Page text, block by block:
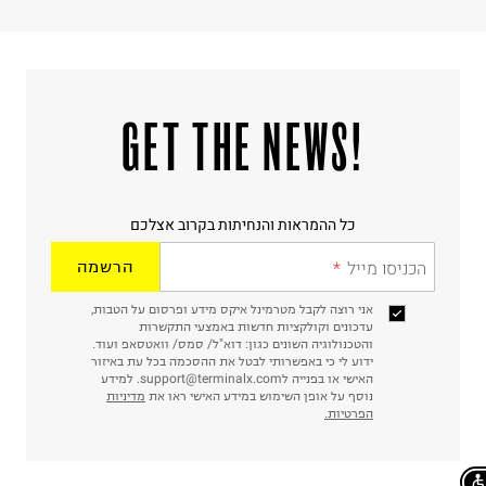
!GET THE NEWS
כל ההמראות והנחיתות בקרוב אצלכם
הכניסו מייל הרשמה
אני רוצה לקבל מטרמינל איקס מידע ופרסום על הטבות,
עדכונים וקולקציות חדשות באמצעי התקשרות
והטכנולוגיה השונים כגון: דוא"ל/ סמס/ וואטסאפ ועוד.
ידוע לי כי באפשרותי לבטל את ההסכמה בכל עת באיזור
האישי או בפנייה לsupport@terminalx.com. למידע
נוסף על אופן השימוש במידע האישי ראו את מדיניות
הפרטיות.